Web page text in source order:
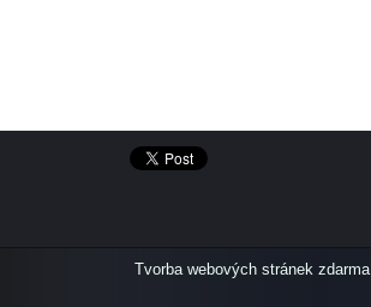
Tvorba webových stránek zdarma